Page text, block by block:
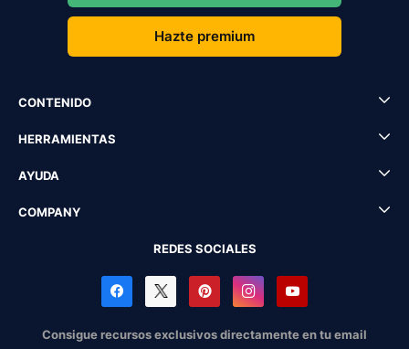
Hazte premium
CONTENIDO
HERRAMIENTAS
AYUDA
COMPANY
REDES SOCIALES
Consigue recursos exclusivos directamente en tu email